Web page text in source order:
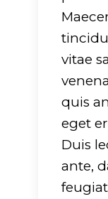
vitae
quis
eget
Duis
ante,